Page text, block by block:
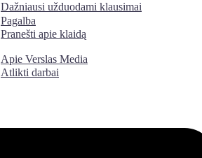
Dažniausi užduodami klausimai
Pagalba
Pranešti apie klaidą
Apie Verslas Media
Atlikti darbai